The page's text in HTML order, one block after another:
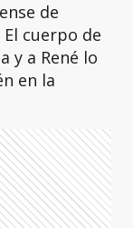
de
cuerpo de
y a René lo
en la